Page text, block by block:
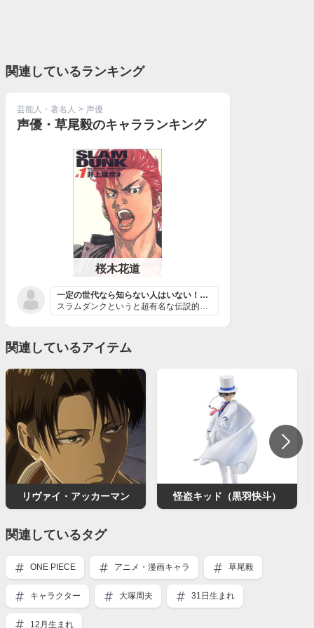
関連しているランキング
芸能人・著名人 > 声優
声優・草尾毅のキャラランキング
桜木花道
一定の世代なら知らない人はいない！？国民的ヒーロー
スラムダンクというと超有名な伝説的作品だがアニメ自体の...
関連しているアイテム
リヴァイ・アッカーマン 怪盗キッド（黒羽快斗）
関連しているタグ
ONE PIECE アニメ・漫画キャラ 草尾毅
キャラクター 大塚周夫 31日生まれ
12月生まれ